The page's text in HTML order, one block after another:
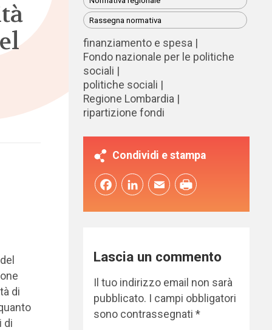
di
di
Rassegna normativa
finanziamento e spesa
Fondo nazionale per le politiche
sociali
politiche sociali
Regione Lombardia
ripartizione fondi
Condividi e stampa
FacebookLinkedInEmail
Lascia un commento
Il tuo indirizzo email non sarà
pubblicato. I campi obbligatori
sono contrassegnati*